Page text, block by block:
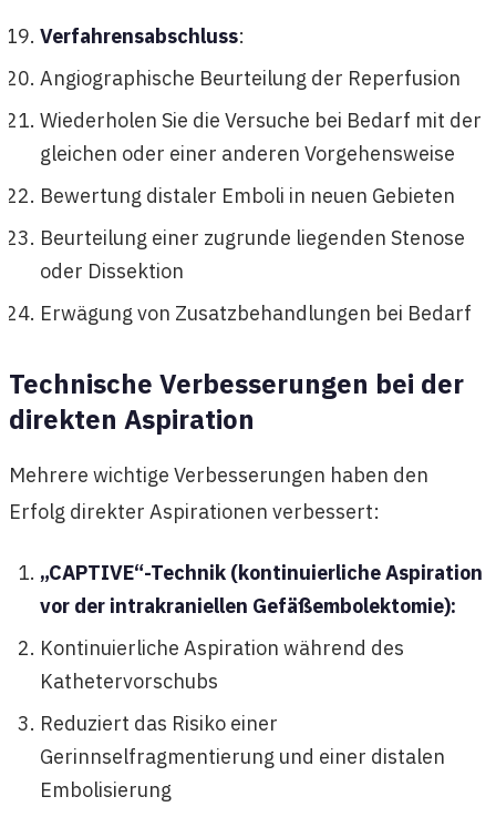
Verfahrensabschluss:
Angiographische Beurteilung der Reperfusion
Wiederholen Sie die Versuche bei Bedarf mit der
gleichen oder einer anderen Vorgehensweise
Bewertung distaler Emboli in neuen Gebieten
Beurteilung einer zugrunde liegenden Stenose
oder Dissektion
Erwägung von Zusatzbehandlungen bei Bedarf
Technische Verbesserungen bei der
direkten Aspiration
Mehrere wichtige Verbesserungen haben den
Erfolg direkter Aspirationen verbessert:
„CAPTIVE“-Technik (kontinuierliche Aspiration
vor der intrakraniellen Gefäßembolektomie):
Kontinuierliche Aspiration während des
Kathetervorschubs
Reduziert das Risiko einer
Gerinnselfragmentierung und einer distalen
Embolisierung